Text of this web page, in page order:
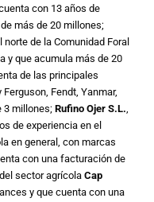
con 13 años de
más de 20 millones;
de la Comunidad Foral
y que acumula más de 20
de las principales
Fendt, Yanmar,
3 millones; Rufino Ojer S.L.,
de experiencia en el
en general, con marcas
con una facturación de
sector agrícola Cap
y que cuenta con una